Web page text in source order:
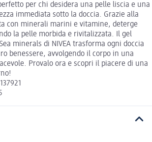
per chi desidera una pelle liscia e una
immediata sotto la doccia. Grazie alla
con minerali marini e vitamine, deterge
la pelle morbida e rivitalizzata. Il gel
minerals di NIVEA trasforma ogni doccia
benessere, avvolgendo il corpo in una
Provalo ora e scopri il piacere di una